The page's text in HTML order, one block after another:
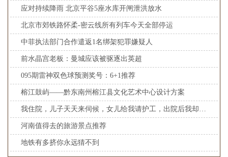
应对持续降雨 北京平谷5座水库开闸泄洪放水
北京市郊铁路怀柔-密云线所有列车今天全部停运
中菲执法部门合作遣返1名绑架犯罪嫌疑人
前水晶宫老板：曼城应该被驱逐出英超
095期雷神双色球预测奖号：6+1推荐
榕江鼓屿——黔东南州榕江县文化艺术中心设计方案
我住院，儿子天天来伺候，女儿给我请护工，出院后我却把拆迁款给了女儿
河南值得去的旅游景点推荐
地铁有多挤你永远猜不到 ​​​